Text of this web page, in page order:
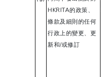
HKRITA的政策、
條款及細則的任何
行政上的變更、更
新和/或修訂